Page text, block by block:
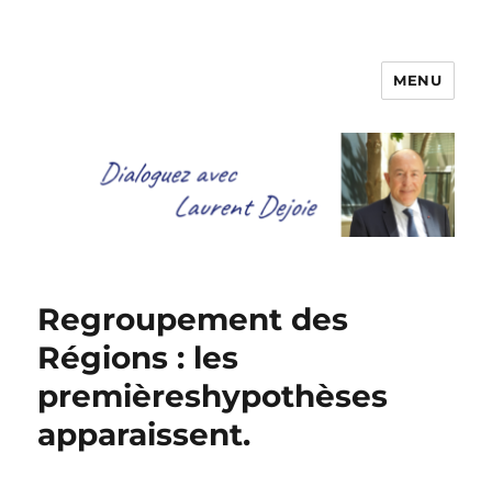
Dialoguez avec Laurent Dejoie
MENU
Regroupement des
Régions : les
premièreshypothèses
apparaissent.